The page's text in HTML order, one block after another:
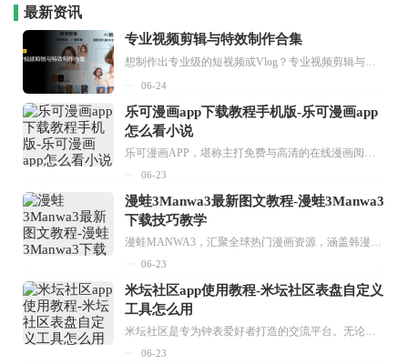
最新资讯
专业视频剪辑与特效制作合集
想制作出专业级的短视频或Vlog？专业视频剪辑与特效制作大全专题为你提供了从剪辑、抠像到特效包装的全套解决方案。无论是添加炫酷的片头、进行精准的视频抠图，还是制...
06-24
乐可漫画app下载教程手机版-乐可漫画app
怎么看小说
06-23
漫蛙3Manwa3最新图文教程-漫蛙3Manwa3
下载技巧教学
06-23
米坛社区app使用教程-米坛社区表盘自定义
工具怎么用
06-23